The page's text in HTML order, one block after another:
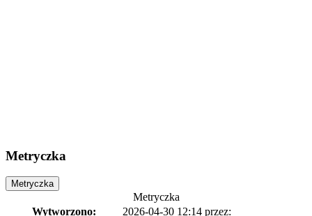
Metryczka
Metryczka
Metryczka
Wytworzono:
2026-04-30 12:14 przez: